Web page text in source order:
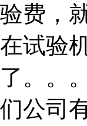
验费，
在试验
了。。
们公司